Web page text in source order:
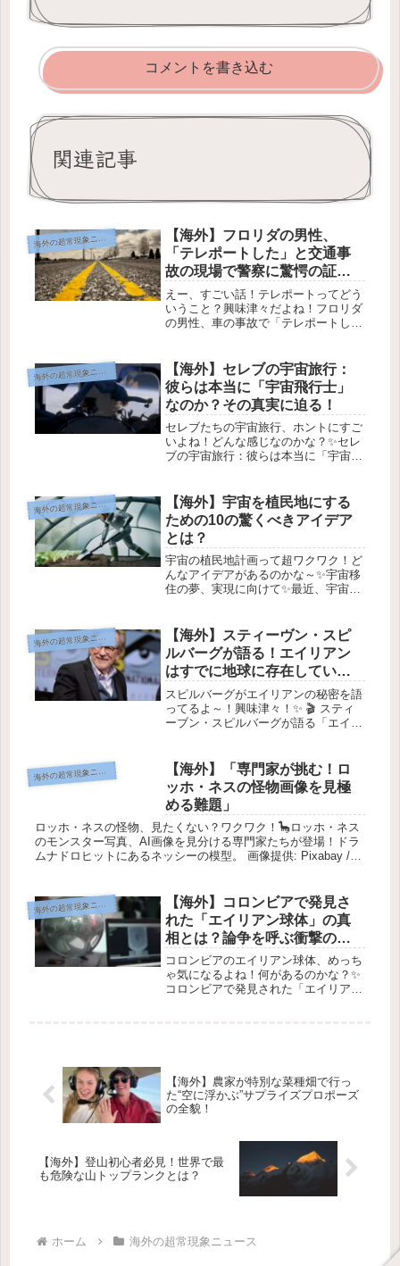
コメントを書き込む
関連記事
海
外の超常現象ニュース
【海外】フロリダの男性、
「テレポートした」と交通事
故の現場で警察に驚愕の証
言！
えー、すごい話！テレポートってどう
いうこと？興味津々だよね！フロリダ
の男性、車の事故で「テレポートし
(Image Credit: Pixabay)酔っ払った男
性が「テレポ...
海
外の超常現象ニュース
【海外】セレブの宇宙旅行：
彼らは本当に「宇宙飛行士」
なのか？その真実に迫る！
セレブたちの宇宙旅行、ホントにすご
いよね！どんな感じなのかな？✨セレ
ブの宇宙旅行：彼らは本当に「宇宙飛
す。 画像提供: Blue Origin最近、ブル
ーオリジンの全女性宇...
海
外の超常現象ニュース
【海外】宇宙を植民地にする
ための10の驚くべきアイデア
とは？
宇宙の植民地計画って超ワクワク！ど
んなアイデアがあるのかな～✨宇宙移
住の夢、実現に向けて✨最近、宇宙を
類が未来にどんな風に宇宙に住むか、
いろんな面白い計画が盛り上がってる
ん...
海
外の超常現象ニュース
【海外】スティーヴン・スピ
ルバーグが語る！エイリアン
はすでに地球に存在している
かもしれない理由とは？
スピルバーグがエイリアンの秘密を語
ってるよ～！興味津々！✨ 🎬 スティ
ーブン・スピルバーグが語る「エイリ
ト: Gage Skidmore / CC BY-SA 2.0 ...
海
外の超常現象ニュース
【海外】「専門家が挑む！ロ
ッホ・ネスの怪物画像を見極
める難題」
ロッホ・ネスの怪物、見たくない？ワクワク！🦕ロッホ・ネス
のモンスター写真、AI画像を見分ける専門家たちが登場！ドラ
ムナドロヒットにあるネッシーの模型。 画像提供: Pixabay /
海
外の超常現象ニュース
【海外】コロンビアで発見さ
れた「エイリアン球体」の真
相とは？論争を呼ぶ衝撃の発
見！
コロンビアのエイリアン球体、めっち
ゃ気になるよね！何があるのかな？✨
コロンビアで発見された「エイリア
【海外】農家が特別な菜種畑で行っ
た“空に浮かぶ”サプライズプロポーズ
の全貌！
【海外】登山初心者必見！世界で最
も危険な山トップランクとは？
ホーム 海外の超常現象ニュース